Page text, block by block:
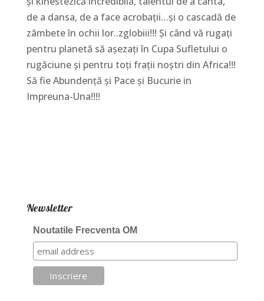
de a dansa, de a face acrobații…și o cascadă de
zâmbete în ochii lor..zglobiii!!! Și când vă rugați
pentru planetă să așezați în Cupa Sufletului o
rugăciune și pentru toți frații noștri din Africa!!!
Să fie Abundență și Pace și Bucurie in
Impreuna-Una!!!!
Newsletter
Noutatile Frecventa OM